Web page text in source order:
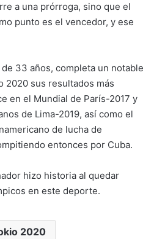
a una prórroga, sino que el
punto es el vencedor, y ese
33 años, completa un notable
2020 sus resultados más
en el Mundial de París-2017 y
de Lima-2019, así como el
de lucha de
entonces por Cuba.
hizo historia al quedar
en este deporte.
2020